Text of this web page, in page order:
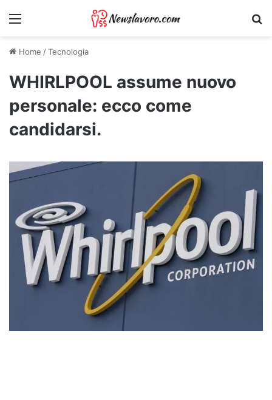
Menu
Home /Tecnologia
WHIRLPOOL assume nuovo
personale: ecco come
candidarsi.